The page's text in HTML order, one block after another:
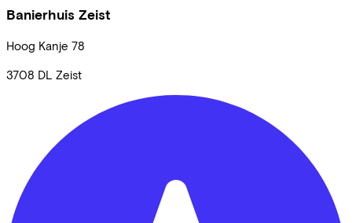
Banierhuis Zeist
Hoog Kanje 78
3708 DL Zeist